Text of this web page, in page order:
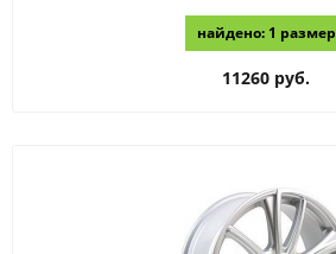
найдено: 1 размер
11260 руб.